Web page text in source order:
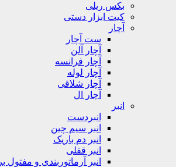
بکس ریلی
کیت ابزار دستی
آچار
ست آچار
آچار آلن
آچار فرانسه
آچار لوله
آچار شلاقی
آچار ال
انبر
انبردست
انبر سیم چین
انبر دم باریک
انبر قفلی
انبر آرماتوربندی و مفتول بر